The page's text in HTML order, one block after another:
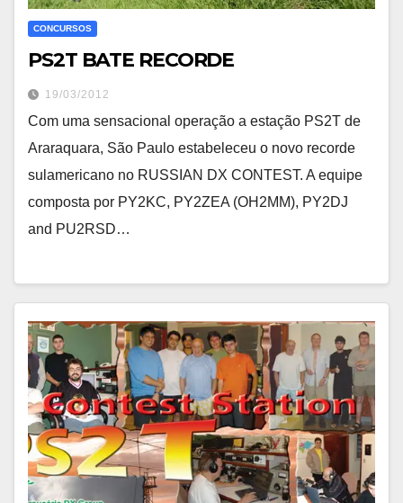
CONCURSOS
PS2T BATE RECORDE
19/03/2012
Com uma sensacional operação a estação PS2T de
Araraquara, São Paulo estabeleceu o novo recorde
sulamericano no RUSSIAN DX CONTEST. A equipe
composta por PY2KC, PY2ZEA (OH2MM), PY2DJ
and PU2RSD…